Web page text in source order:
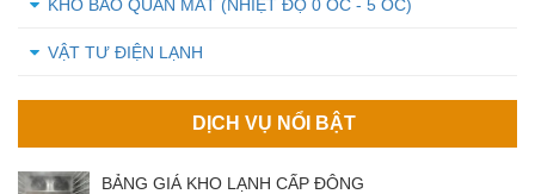
KHO BẢO QUẢN MÁT (NHIỆT ĐỘ 0 OC - 5 OC)
VẬT TƯ ĐIỆN LẠNH
DỊCH VỤ NỔI BẬT
BẢNG GIÁ KHO LẠNH CẤP ĐÔNG